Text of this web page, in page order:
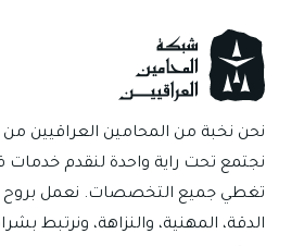
دعاوى
الأوراق
التجارية
في
العراق؟
نحن نخبة من المحامين العراقيين من
نجتمع تحت راية واحدة لنقدم خدمات
تغطي جميع التخصصات. نعمل بروح
الدقة، المهنية، والنزاهة، ونرتبط